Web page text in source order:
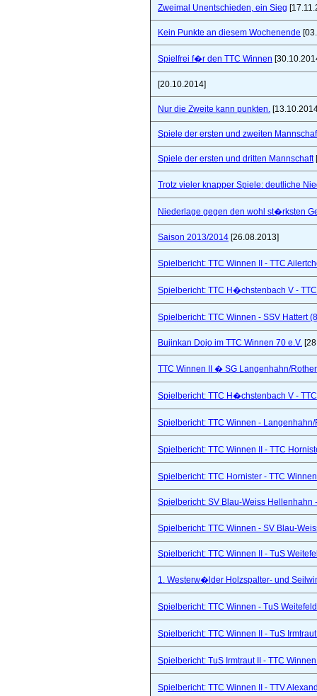
Zweimal Unentschieden, ein Sieg
Kein Punkte an diesem Wochenende
Spielfrei f�r den TTC Winnen
[20.10.2014]
Nur die Zweite kann punkten.
Spiele der ersten und zweiten
Spiele der ersten und dritten Mannschaft
Trotz vieler knapper Spiele: deutliche
Niederlage gegen den wohl st�rksten
Saison 2013/2014 [26.08.2013]
Spielbericht: TTC Winnen II - TTC
Spielbericht: TTC H�chstenbach V -
Spielbericht: TTC Winnen - SSV Hattert
Bujinkan Dojo im TTC Winnen 70 e.V.
TTC Winnen II � SG Langenhahn/
Spielbericht: TTC H�chstenbach V -
Spielbericht: TTC Winnen -
Spielbericht: TTC Winnen II - TTC
Spielbericht: TTC Hornister - TTC
Spielbericht: SV Blau-Weiss Hellenhahn
Spielbericht: TTC Winnen - SV Blau-
Spielbericht: TTC Winnen II - TuS
1. Westerw�lder Holzspalter- und
Spielbericht: TTC Winnen - TuS
Spielbericht: TTC Winnen II - TuS
Spielbericht: TuS Irmtraut II - TTC
Spielbericht: TTC Winnen II - TTV